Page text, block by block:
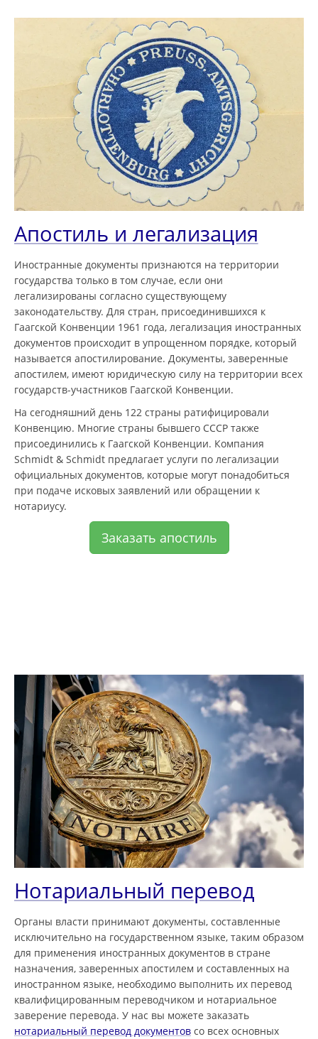
Апостиль и легализация
Иностранные документы признаются на территории
государства только в том случае, если они
легализированы согласно существующему
законодательству. Для стран, присоединившихся к
Гаагской Конвенции 1961 года, легализация иностранных
документов происходит в упрощенном порядке, который
называется апостилирование. Документы, заверенные
апостилем, имеют юридическую силу на территории всех
государств-участников Гаагской Конвенции.
На сегодняшний день 122 страны ратифицировали
Конвенцию. Многие страны бывшего СССР также
присоединились к Гаагской Конвенции. Компания
Schmidt & Schmidt предлагает услуги по легализации
официальных документов, которые могут понадобиться
при подаче исковых заявлений или обращении к
нотариусу.
Заказать апостиль
Нотариальный перевод
Органы власти принимают документы, составленные
исключительно на государственном языке, таким образом
для применения иностранных документов в стране
назначения, заверенных апостилем и составленных на
иностранном языке, необходимо выполнить их перевод
квалифицированным переводчиком и нотариальное
заверение перевода. У нас вы можете заказать
нотариальный перевод документов со всех основных